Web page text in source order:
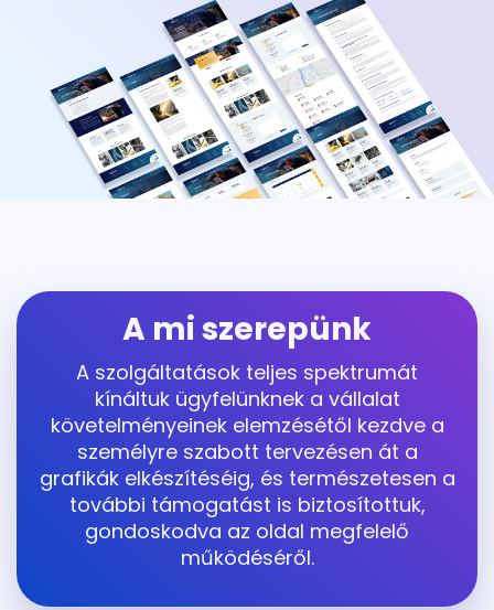
A mi szerepünk
A szolgáltatások teljes spektrumát
kínáltuk ügyfelünknek a vállalat
követelményeinek elemzésétől kezdve a
személyre szabott tervezésen át a
grafikák elkészítéséig, és természetesen a
további támogatást is biztosítottuk,
gondoskodva az oldal megfelelő
működéséről.